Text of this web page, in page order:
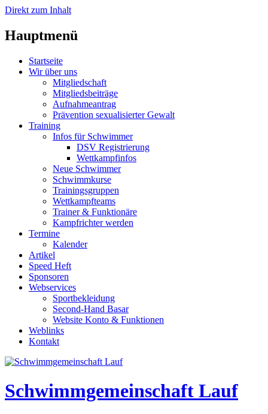
Direkt zum Inhalt
Hauptmenü
Startseite
Wir über uns
Mitgliedschaft
Mitgliedsbeiträge
Aufnahmeantrag
Prävention sexualisierter Gewalt
Training
Infos für Schwimmer
DSV Registrierung
Wettkampfinfos
Neue Schwimmer
Schwimmkurse
Trainingsgruppen
Wettkampfteams
Trainer & Funktionäre
Kampfrichter werden
Termine
Kalender
Artikel
Speed Heft
Sponsoren
Webservices
Sportbekleidung
Second-Hand Basar
Website Konto & Funktionen
Weblinks
Kontakt
Schwimmgemeinschaft Lauf